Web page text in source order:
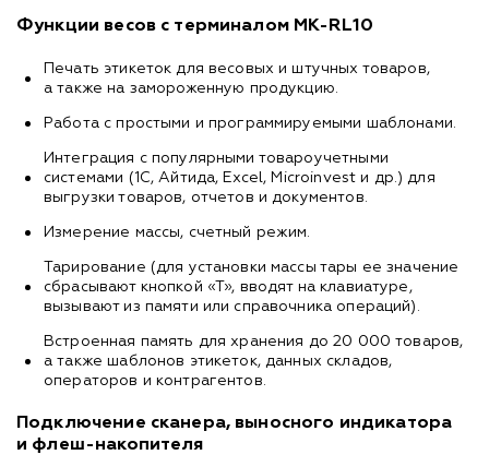
Функции весов с терминалом МК-RL10
Печать этикеток для весовых и штучных товаров,
а также на замороженную продукцию.
Работа с простыми и программируемыми шаблонами.
Интеграция с популярными товароучетными
системами (1С, Айтида, Excel, Microinvest и др.) для
выгрузки товаров, отчетов и документов.
Измерение массы, счетный режим.
Тарирование (для установки массы тары ее значение
сбрасывают кнопкой «Т», вводят на клавиатуре,
вызывают из памяти или справочника операций).
Встроенная память для хранения до 20 000 товаров,
а также шаблонов этикеток, данных складов,
операторов и контрагентов.
Подключение сканера, выносного индикатора
и флеш-накопителя